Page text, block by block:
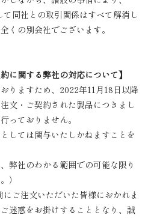
て同社との取引関係はすべて解消し
くの別会社でございます。
に関する弊社の対応について】
りますため、2022年11月18日以降
文・ご契約された製品につきまし
っておりません。
しては関与いたしかねますことを
弊社のわかる範囲での可能な限り
）
ご注文いただいた皆様におかれま
迷惑をお掛けすることとなり、誠